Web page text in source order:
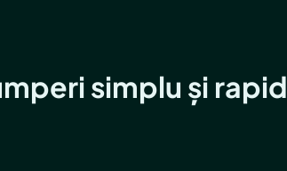
simplu și rapid